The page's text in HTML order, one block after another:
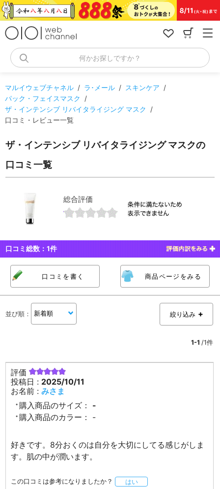
コ
ン
何かお探しですか？
マルイウェブチャネル / ラ･メール / スキンケア /
パック・フェイスマスク
/
ザ・インテンシブ リバイタライジング マスク
/
口コミ・レビュー一覧
ザ・インテンシブ リバイタライジング マスクの
口コミ一覧
総合評価
口コミ総数：1件
口コミを書く 商品ページをみる
並び順 ： 絞り込み
1-1 /1件
評価
投稿日 : 2025/10/11
お名前 :みさま
購入商品のサイズ：
-
購入商品のカラー：
-
好きです。8分おくのは自分を大切にしてる感じがしま
す。肌の中が潤います。
この口コミは参考になりましたか？
はい